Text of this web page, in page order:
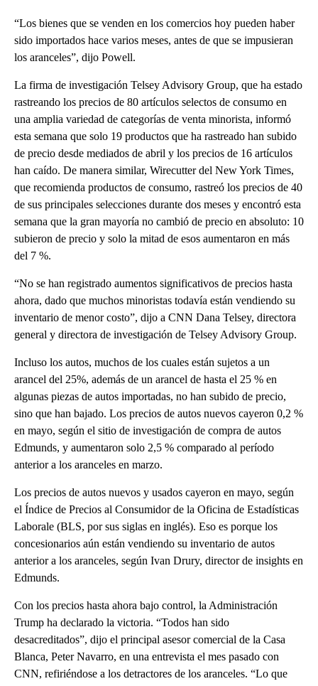
“Los bienes que se venden en los comercios hoy pueden haber
sido importados hace varios meses, antes de que se impusieran
los aranceles”, dijo Powell.
La firma de investigación Telsey Advisory Group, que ha estado
rastreando los precios de 80 artículos selectos de consumo en
una amplia variedad de categorías de venta minorista, informó
esta semana que solo 19 productos que ha rastreado han subido
de precio desde mediados de abril y los precios de 16 artículos
han caído. De manera similar, Wirecutter del New York Times,
que recomienda productos de consumo, rastreó los precios de 40
de sus principales selecciones durante dos meses y encontró esta
semana que la gran mayoría no cambió de precio en absoluto: 10
subieron de precio y solo la mitad de esos aumentaron en más
del 7 %.
“No se han registrado aumentos significativos de precios hasta
ahora, dado que muchos minoristas todavía están vendiendo su
inventario de menor costo”, dijo a CNN Dana Telsey, directora
general y directora de investigación de Telsey Advisory Group.
Incluso los autos, muchos de los cuales están sujetos a un
arancel del 25%, además de un arancel de hasta el 25 % en
algunas piezas de autos importadas, no han subido de precio,
sino que han bajado. Los precios de autos nuevos cayeron 0,2 %
en mayo, según el sitio de investigación de compra de autos
Edmunds, y aumentaron solo 2,5 % comparado al período
anterior a los aranceles en marzo.
Los precios de autos nuevos y usados cayeron en mayo, según
el Índice de Precios al Consumidor de la Oficina de Estadísticas
Laborale (BLS, por sus siglas en inglés). Eso es porque los
concesionarios aún están vendiendo su inventario de autos
anterior a los aranceles, según Ivan Drury, director de insights en
Edmunds.
Con los precios hasta ahora bajo control, la Administración
Trump ha declarado la victoria. “Todos han sido
desacreditados”, dijo el principal asesor comercial de la Casa
Blanca, Peter Navarro, en una entrevista el mes pasado con
CNN, refiriéndose a los detractores de los aranceles. “Lo que